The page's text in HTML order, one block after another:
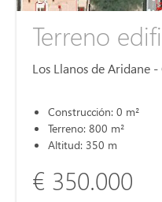
Terreno
Los Llanos de Aridane
Construcción: 0 m²
Terreno: 800 m²
Altitud: 350 m
€ 350.000